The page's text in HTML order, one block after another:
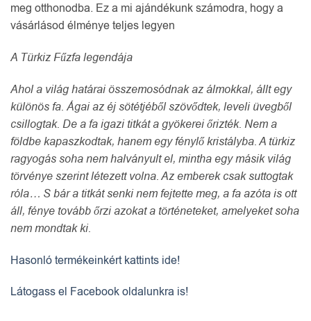
meg otthonodba. Ez a mi ajándékunk számodra, hogy a
vásárlásod élménye teljes legyen
A Türkiz Fűzfa legendája
Ahol a világ határai összemosódnak az álmokkal, állt egy
különös fa. Ágai az éj sötétjéből szövődtek, leveli üvegből
csillogtak. De a fa igazi titkát a gyökerei őrizték. Nem a
földbe kapaszkodtak, hanem egy fénylő kristályba. A türkiz
ragyogás soha nem halványult el, mintha egy másik világ
törvénye szerint létezett volna. Az emberek csak suttogtak
róla… S bár a titkát senki nem fejtette meg, a fa azóta is ott
áll, fénye tovább őrzi azokat a történeteket, amelyeket soha
nem mondtak ki.
Hasonló termékeinkért kattints ide!
Látogass el Facebook oldalunkra is!